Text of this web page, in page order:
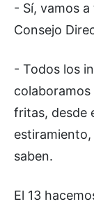
- Sí, vamos
Consejo
- Todos los
fritas, desde
saben.
El 13